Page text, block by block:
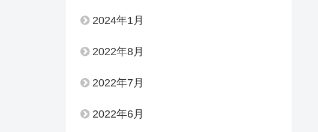
2024年1月
2022年8月
2022年7月
2022年6月